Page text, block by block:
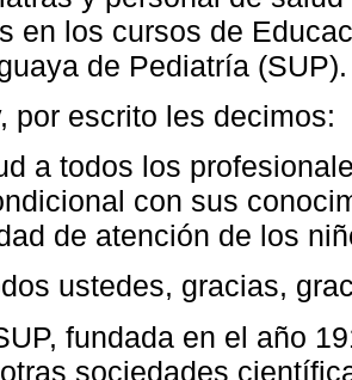
en los cursos de
de Pediatría (SUP).
por escrito les decimos:
a todos los
con sus
de atención de los
ustedes, gracias,
fundada en el año
sociedades